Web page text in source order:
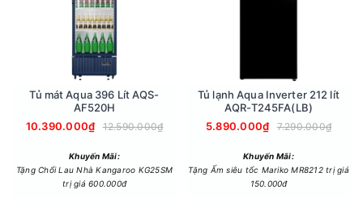
dễ dàng nhận biết và lựa chọn chương trình giặt phù hợp.
Thiết kế này hỗ trợ thao tác nhanh và hạn chế nhầm lẫn trong
quá trình sử dụng.
Tủ mát Aqua 396 Lít AQS-
AF520H
10.390.000₫
12.590.000₫
Khuyến Mãi:
Tặng Chổi Lau Nhà Kangaroo KG25SM
trị giá 600.000đ
Tủ lạnh Aqua Inverter 212 lít
AQR-T245FA(LB)
5.890.000₫
7.290.000₫
Khuyến Mãi:
Tặng Ấm siêu tốc Mariko MR8212 trị giá
150.000đ